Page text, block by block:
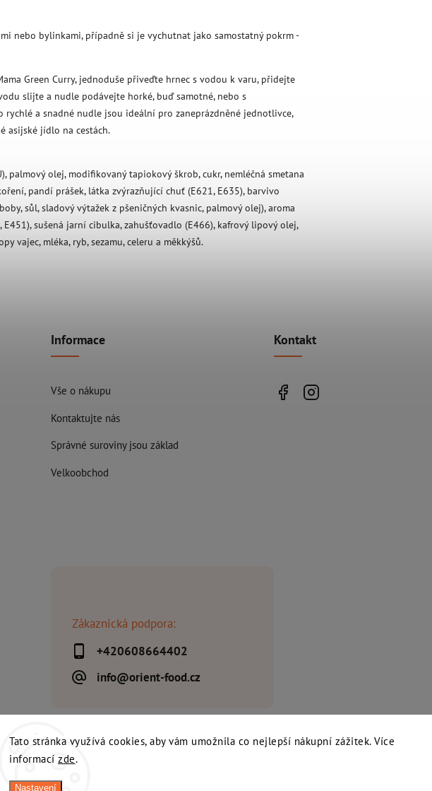
Tato stránka využívá cookies, aby vám umožnila co nejlepší nákupní zážitek. Více
informací zde.
Nastavení
nebo bylinkami, případně si je vychutnat jako samostatný pokrm -
Green Curry, jednoduše přiveďte hrnec s vodou k varu, přidejte
slijte a nudle podávejte horké, buď samotné, nebo s
rychlé a snadné nudle jsou ideální pro zaneprázdněné jednotlivce,
asijské jídlo na cestách.
palmový olej, modifikovaný tapiokový škrob, cukr, nemléčná smetana
pandí prášek, látka zvýrazňující chuť (E621, E635), barvivo
sůl, sladový výtažek z pšeničných kvasnic, palmový olej), aroma
sušená jarní cibulka, zahušťovadlo (E466), kafrový lipový olej,
vajec, mléka, ryb, sezamu, celeru a měkkýšů.
Zákaznická podpora:
+420608664402
info@orient-food.cz
Informace
Vše o nákupu
Kontaktujte nás
Správné suroviny jsou základ
Velkoobchod
Kontakt
práva vyhrazena.